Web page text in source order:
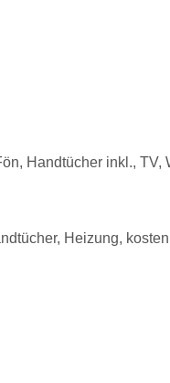
Handtücher inkl., TV,
Heizung,